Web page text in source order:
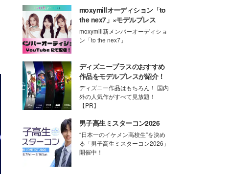
moxymillオーディション「to
the nex7」×モデルプレス
moxymill新メンバーオーディショ
ン「to the nex7」
ディズニープラスのおすすめ
作品をモデルプレスが紹介！
ディズニー作品はもちろん！ 国内
外の人気作がすべて見放題！
【PR】
男子高生ミスターコン2026
“日本一のイケメン高校生”を決め
る「男子高生ミスターコン2026」
開催中！